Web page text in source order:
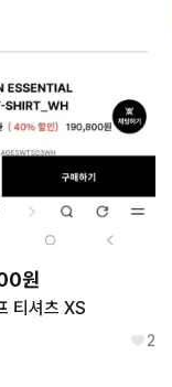
원
티셔츠 XS
2